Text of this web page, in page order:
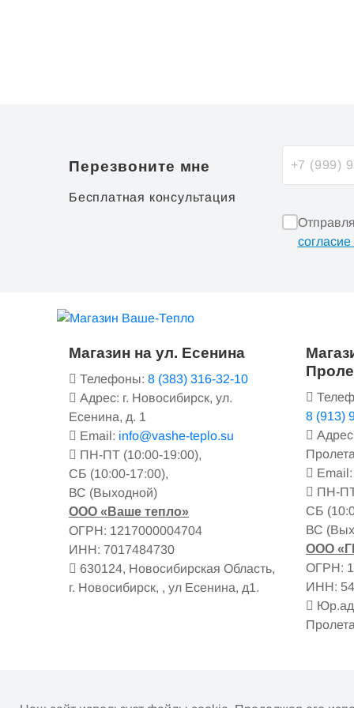
Перезвоните мне
Бесплатная консультация
Магазин на ул. Есенина
Телефоны: 8 (383) 316-32-10
Адрес: г. Новосибирск, ул.
Есенина, д. 1
Email: info@vashe-teplo.su
ПН-ПТ (10:00-19:00),
СБ (10:00-17:00),
ВС (Выходной)
ООО «Ваше тепло»
ОГРН: 1217000004704
ИНН: 7017484730
630124, Новосибирская Область,
г. Новосибирск, , ул Есенина, д1.
8 (913)
ПН-
СБ
ВС
ООО
ОГРН:
ИНН: